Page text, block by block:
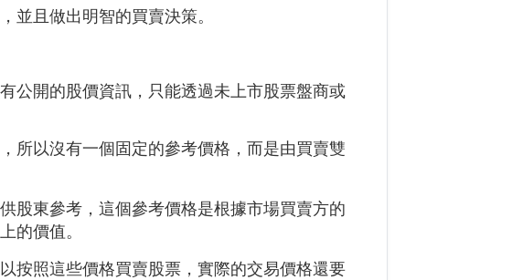
並且做出明智的買賣決策。
公開的股價資訊，只能透過未上市股票盤商或
所以沒有一個固定的參考價格，而是由買賣雙
股東參考，這個參考價格是根據市場買賣方的
的價值。
按照這些價格買賣股票，實際的交易價格還要